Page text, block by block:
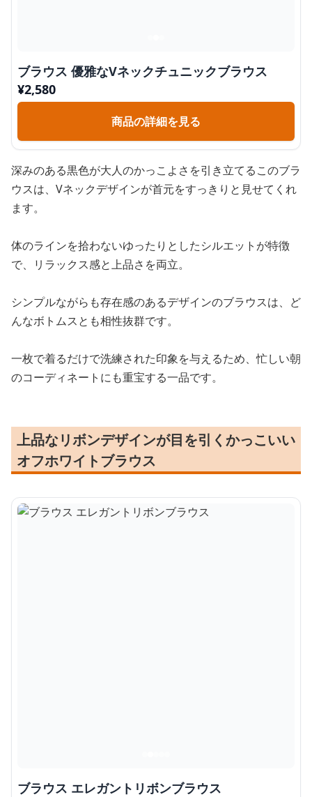
ブラウス 優雅なVネックチュニックブラウス
¥2,580
商品の詳細を見る
深みのある黒色が大人のかっこよさを引き立てるこのブラ
ウスは、Vネックデザインが首元をすっきりと見せてくれ
ます。
体のラインを拾わないゆったりとしたシルエットが特徴
で、リラックス感と上品さを両立。
シンプルながらも存在感のあるデザインのブラウスは、ど
んなボトムスとも相性抜群です。
一枚で着るだけで洗練された印象を与えるため、忙しい朝
のコーディネートにも重宝する一品です。
上品なリボンデザインが目を引くかっこいい
オフホワイトブラウス
ブラウス エレガントリボンブラウス